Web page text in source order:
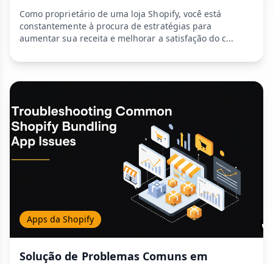
Como proprietário de uma loja Shopify, você está
constantemente à procura de estratégias para
aumentar sua receita e melhorar a satisfação do c...
Apps da Shopify
Solução de Problemas Comuns em